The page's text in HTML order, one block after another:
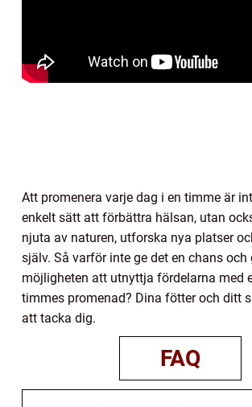
Att promenera varje dag i en timme är
enkelt sätt att förbättra hälsan, utan
njuta av naturen, utforska nya platser
själv. Så varför inte ge det en chans och
möjligheten att utnyttja fördelarna med
timmes promenad? Dina fötter och ditt
att tacka dig.
FAQ